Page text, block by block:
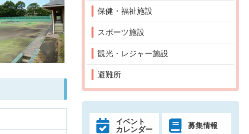
保健・福祉施設
スポーツ施設
観光・レジャー施設
避難所
イベント
カレンダー
募集情報